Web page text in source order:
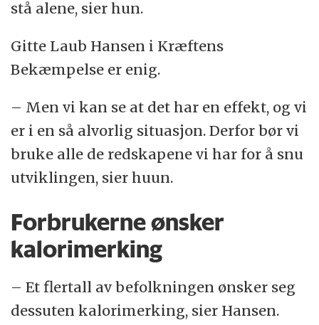
stå alene, sier hun.
Gitte Laub Hansen i Kræftens
Bekæmpelse er enig.
– Men vi kan se at det har en effekt, og vi
er i en så alvorlig situasjon. Derfor bør vi
bruke alle de redskapene vi har for å snu
utviklingen, sier huun.
Forbrukerne ønsker
kalorimerking
– Et flertall av befolkningen ønsker seg
dessuten kalorimerking, sier Hansen.